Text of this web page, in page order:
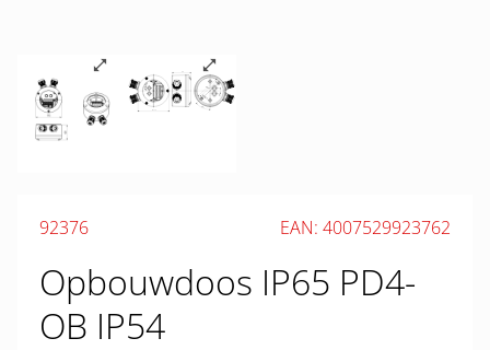
92376 EAN: 4007529923762
Opbouwdoos IP65 PD4-
OB IP54